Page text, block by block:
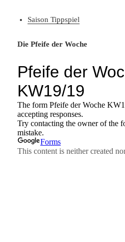
Saison Tippspiel
Die Pfeife der Woche